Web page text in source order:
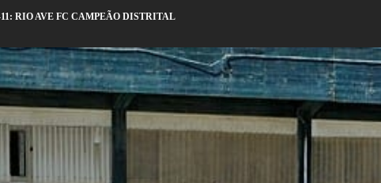
RIO AVE FC CAMPEÃO DISTRITAL